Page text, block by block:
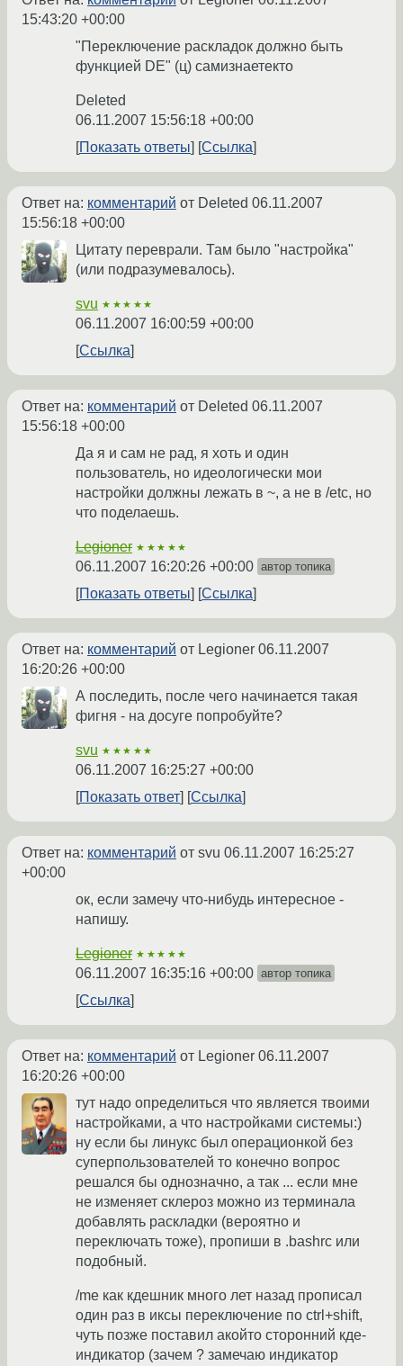
15:43:20 +00:00
"Переключение раскладок должно быть
функцией DE" (ц) самизнаетекто
Deleted
06.11.2007 15:56:18 +00:00
Показать ответы
Ссылка
Ответ на: комментарий от Deleted 06.11.2007
15:56:18 +00:00
Цитату переврали. Там было "настройка"
(или подразумевалось).
svu ★★★★★
06.11.2007 16:00:59 +00:00
Ссылка
Ответ на: комментарий от Deleted 06.11.2007
15:56:18 +00:00
Да я и сам не рад, я хоть и один
пользователь, но идеологически мои
настройки должны лежать в ~, а не в /etc, но
что поделаешь.
Legioner ★★★★★
06.11.2007 16:20:26 +00:00 автор топика
Показать ответы Ссылка
Ответ на: комментарий от Legioner 06.11.2007
16:20:26 +00:00
А последить, после чего начинается такая
фигня - на досуге попробуйте?
svu ★★★★★
06.11.2007 16:25:27 +00:00
Показать ответ
Ссылка
Ответ на: комментарий от svu 06.11.2007 16:25:27
+00:00
ок, если замечу что-нибудь интересное -
напишу.
Legioner ★★★★★
06.11.2007 16:35:16 +00:00 автор топика
Ссылка
Ответ на: комментарий от Legioner 06.11.2007
16:20:26 +00:00
тут надо определиться что является твоими
настройками, а что настройками системы:)
ну если бы линукс был операционкой без
суперпользователей то конечно вопрос
решался бы однозначно, а так ... если мне
не изменяет склероз можно из терминала
добавлять раскладки (вероятно и
переключать тоже), пропиши в .bashrc или
подобный.
/me как кдешник много лет назад прописал
один раз в иксы переключение по ctrl+shift,
чуть позже поставил акойто сторонний кде-
индикатор (зачем ? замечаю индикатор